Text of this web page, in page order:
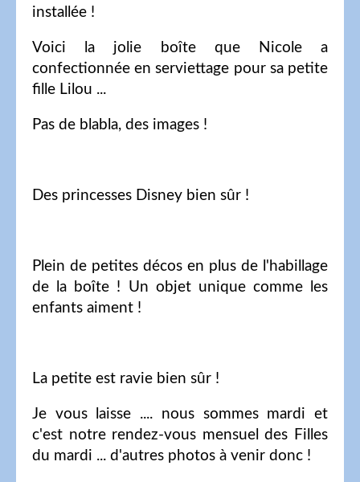
installée !
Voici la jolie boîte que Nicole a
confectionnée en serviettage pour sa petite
fille Lilou ...
Pas de blabla, des images !
Des princesses Disney bien sûr !
Plein de petites décos en plus de l'habillage
de la boîte ! Un objet unique comme les
enfants aiment !
La petite est ravie bien sûr !
Je vous laisse .... nous sommes mardi et
c'est notre rendez-vous mensuel des Filles
du mardi ... d'autres photos à venir donc !